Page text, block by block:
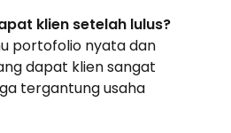
klien setelah lulus?
portofolio nyata dan
dapat klien sangat
tergantung usaha